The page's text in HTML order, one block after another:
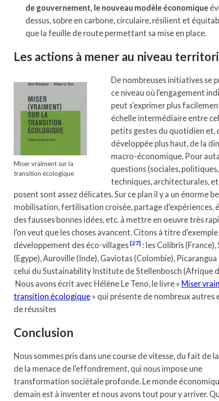
de gouvernement, le nouveau modèle économique
dessus, sobre en carbone, circulaire, résilient et
que la feuille de route permettant sa mise en place.
Les actions à mener au niveau
Miser vraiment sur la
transition écologique
De nombreuses initiatives se
ce niveau où l’engagement
peut s’exprimer plus
échelle intermédiaire entre
petits gestes du quotidien et,
développée plus haut, de la
macro-économique. Pour
questions (sociales, politiques,
techniques, architecturales,
posent sont assez délicates. Sur ce plan il y a un énorme
mobilisation, fertilisation croisée, partage d’expériences,
des fausses bonnes idées, etc. à mettre en oeuvre très
l’on veut que les choses avancent. Citons à titre
développement des éco-villages [27] : les Colibris (France),
(Egype), Auroville (Inde), Gaviotas (Colombie), Picarangua
celui du Sustainability Institute de Stellenbosch (Afrique
Nous avons écrit avec Hélène Le Teno, le livre « Miser
transition écologique » qui présente de nombreux autres
de réussites
Conclusion
Nous sommes pris dans une course de vitesse, du fait de
de la menace de l’effondrement, qui nous impose une
transformation sociétale profonde. Le monde
demain est à inventer et nous avons tout pour y arriver.